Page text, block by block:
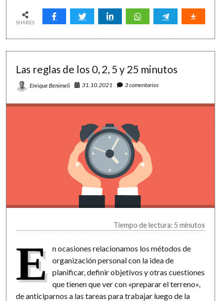
tareas:
muy
saludables
SHARES
Las reglas de los 0, 2, 5 y 25 minutos
Enrique Benimeli 31.10.2021 3 comentarios
Tiempo de lectura: 5 minutos
E n ocasiones relacionamos los métodos de
organización personal con la idea de
planificar, definir objetivos y otras cuestiones
que tienen que ver con «preparar el terreno»,
de anticiparnos a las tareas para trabajar luego de la